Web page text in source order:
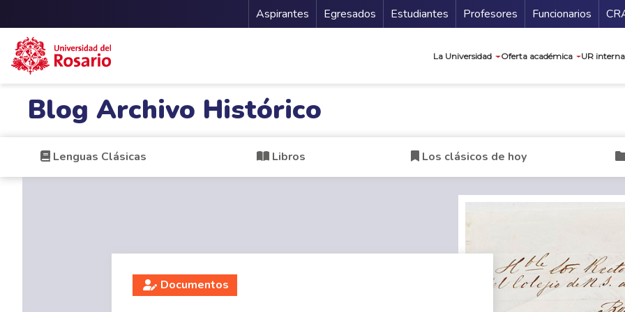
Menu Secundario
Aspirantes Egresados Estudiantes Profesores Funcionarios
La Universidad Oferta académica UR
Blog Archivo Histórico
Lenguas Clásicas Libros Los clásicos de hoy
Documentos